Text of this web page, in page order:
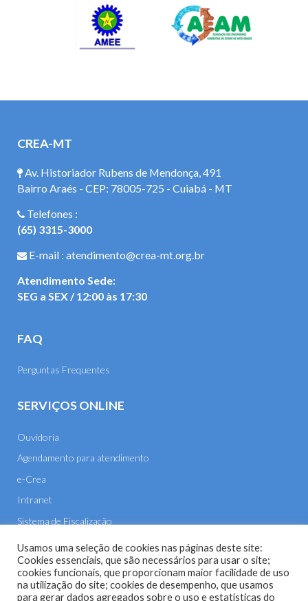
CREA-MT
Av. Historiador Rubens de Mendonça, 491
Bairro Araés - CEP: 78005-725 - Cuiabá - MT
Telefones :
(65) 3315-3000
E-mail : atendimento@crea-mt.org.br
Atendimento Sede:
SEG a SEX / 12:00 às 17:30
FAQ
Perguntas Frequentes
SERVIÇOS ONLINE
Ouvidoria
Agendamento para atendimento
e-Crea
Intranet
Sistema de Fiscalização
E-mail
Usamos uma seleção de cookies nas páginas deste site:
Cookies essenciais, que são necessários para usar o site;
cookies funcionais, que proporcionam maior facilidade de uso
na utilização do site; cookies de desempenho, que usamos
para gerar dados agregados sobre o uso e estatísticas do